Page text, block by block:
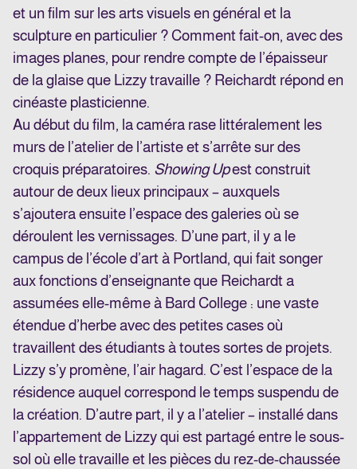
et un film sur les arts visuels en général et la
sculpture en particulier ? Comment fait-on, avec des
images planes, pour rendre compte de l’épaisseur
de la glaise que Lizzy travaille ? Reichardt répond en
cinéaste plasticienne.
Au début du film, la caméra rase littéralement les
murs de l’atelier de l’artiste et s’arrête sur des
croquis préparatoires. Showing Upest construit
autour de deux lieux principaux – auxquels
s’ajoutera ensuite l’espace des galeries où se
déroulent les vernissages. D’une part, il y a le
campus de l’école d’art à Portland, qui fait songer
aux fonctions d’enseignante que Reichardt a
assumées elle-même à Bard College : une vaste
étendue d’herbe avec des petites cases où
travaillent des étudiants à toutes sortes de projets.
Lizzy s’y promène, l’air hagard. C’est l’espace de la
résidence auquel correspond le temps suspendu de
la création. D’autre part, il y a l’atelier – installé dans
l’appartement de Lizzy qui est partagé entre le sous-
sol où elle travaille et les pièces du rez-de-chaussée